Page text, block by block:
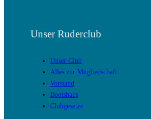
Unser Ruderclub
Unser Club
Alles zur Mitgliedschaft
Vorstand
Bootshaus
Clubgesetze